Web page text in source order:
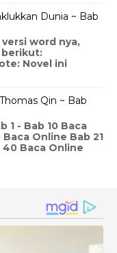
Dunia ~ Bab
word nya,
berikut:
Novel ini
Qin ~ Bab
1 - Bab 10 Baca
Baca Online Bab 21
40 Baca Online